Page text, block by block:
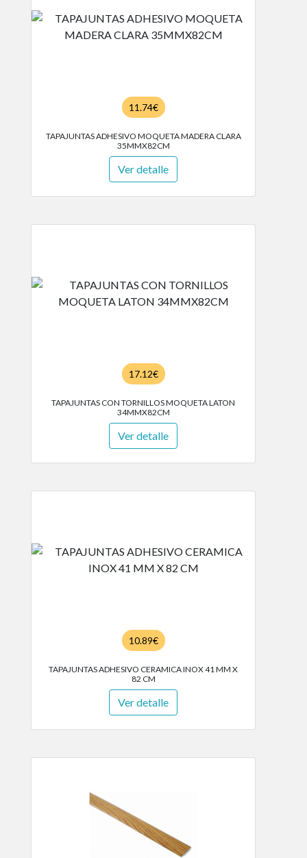
11.74€
TAPAJUNTAS ADHESIVO MOQUETA MADERA CLARA
35MMX82CM
Ver detalle
17.12€
TAPAJUNTAS CON TORNILLOS MOQUETA LATON
34MMX82CM
Ver detalle
10.89€
TAPAJUNTAS ADHESIVO CERAMICA INOX 41 MM X
82 CM
Ver detalle